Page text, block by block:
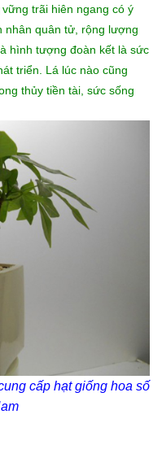
trãi hiên ngang có ý
nhân quân tử, rộng lượng
hình tượng đoàn kết là sức
triển. Lá lúc nào cũng
thủy tiền tài, sức sống
cấp hạt giống hoa số